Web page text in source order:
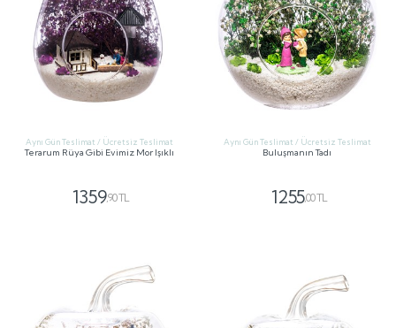
Aynı Gün Teslimat / Ücretsiz Teslimat
Terarum Rüya Gibi Evimiz Mor Işıklı
1359,90 TL
Aynı Gün Teslimat / Ücretsiz Teslimat
Buluşmanın Tadı
1255,00 TL